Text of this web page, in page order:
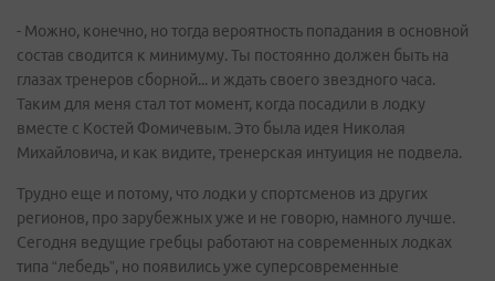
- Можно, конечно, но тогда вероятность попадания в основной
состав сводится к минимуму. Ты постоянно должен быть на
глазах тренеров сборной... и ждать своего звездного часа.
Таким для меня стал тот момент, когда посадили в лодку
вместе с Костей Фомичевым. Это была идея Николая
Михайловича, и как видите, тренерская интуиция не подвела.
Трудно еще и потому, что лодки у спортсменов из других
регионов, про зарубежных уже и не говорю, намного лучше.
Сегодня ведущие гребцы работают на современных лодках
типа “лебедь”, но появились уже суперсовременные